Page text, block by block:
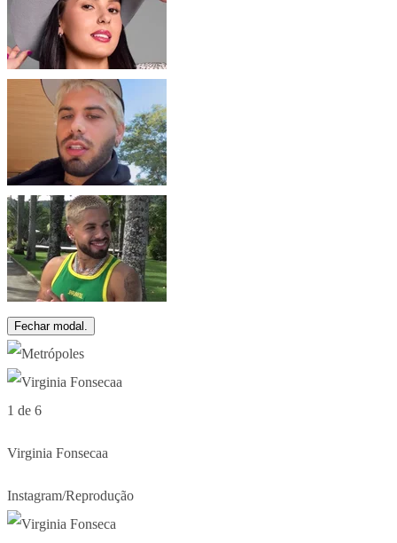
Fechar modal.
1 de 6
Virginia Fonsecaa
Instagram/Reprodução